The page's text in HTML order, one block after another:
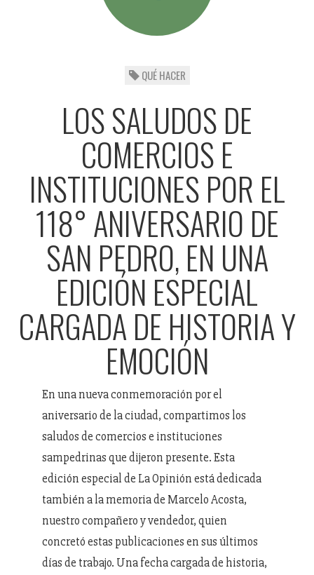
QUÉ HACER
LOS SALUDOS DE
COMERCIOS E
INSTITUCIONES POR EL
118° ANIVERSARIO DE
SAN PEDRO, EN UNA
EDICIÓN ESPECIAL
CARGADA DE HISTORIA Y
EMOCIÓN
En una nueva conmemoración por el
aniversario de la ciudad, compartimos los
saludos de comercios e instituciones
sampedrinas que dijeron presente. Esta
edición especial de La Opinión está dedicada
también a la memoria de Marcelo Acosta,
nuestro compañero y vendedor, quien
concretó estas publicaciones en sus últimos
días de trabajo. Una fecha cargada de historia,